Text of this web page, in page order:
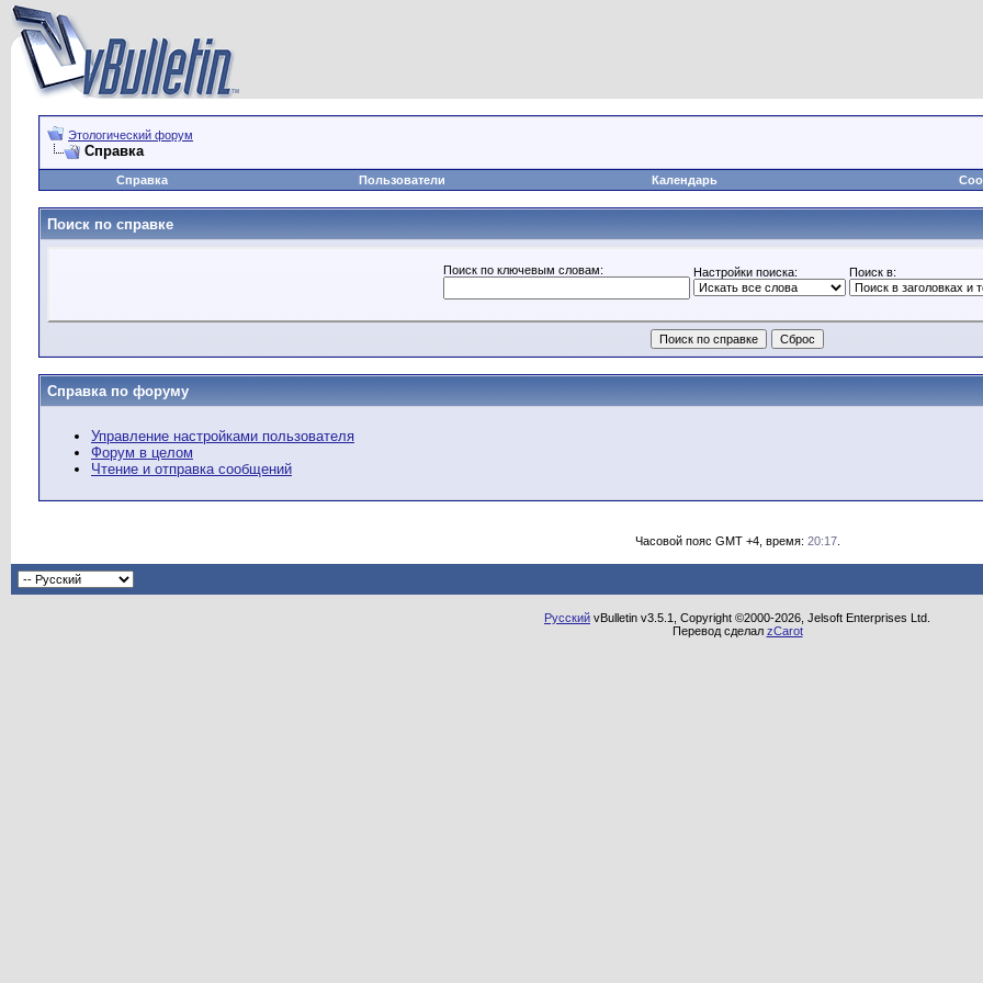
Этологический форум
Справка
Справка
Пользователи Календарь
Поиск по справке
Поиск по ключевым словам: Настройки поиска: Поиск в:
Справка по форуму
Управление настройками пользователя
Форум в целом
Чтение и отправка сообщений
Часовой пояс GMT +4, время: 20:17.
Русский vBulletin v3.5.1, Copyright ©2000-2026, Jelsoft Enterprises Ltd.
Перевод сделал zCarot